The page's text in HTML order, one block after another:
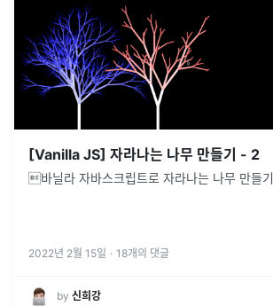
[Vanilla JS] 자라나는 나무 만들기 - 2
바닐라 자바스크립트로 자라나는 나무 만들기
2022년 2월 15일 · 18개의 댓글
by 신희강